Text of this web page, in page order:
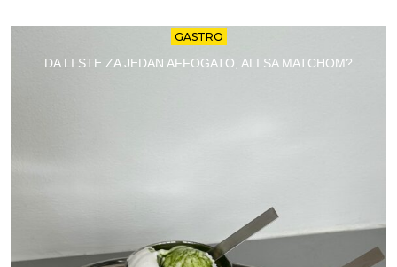
GASTRO
DA LI STE ZA JEDAN AFFOGATO, ALI SA MATCHOM?